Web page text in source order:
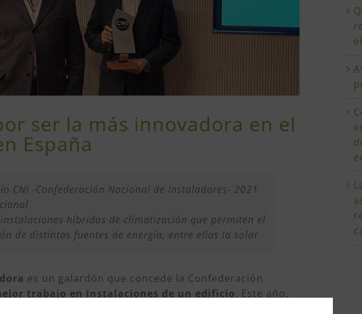
ser la más innovadora en el
España
CNI -Confederación Nacional de Instaladores- 2021
híbridas de climatización que permiten el
de distintas fuentes de energía, entre ellas la solar
es un galardón que concede la Confederación
trabajo en instalaciones de un edificio. Este año,
DE INSTALACIONES, S.A., socia del Club de